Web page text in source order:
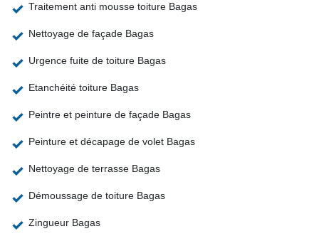
Traitement anti mousse toiture Bagas
Nettoyage de façade Bagas
Urgence fuite de toiture Bagas
Etanchéité toiture Bagas
Peintre et peinture de façade Bagas
Peinture et décapage de volet Bagas
Nettoyage de terrasse Bagas
Démoussage de toiture Bagas
Zingueur Bagas